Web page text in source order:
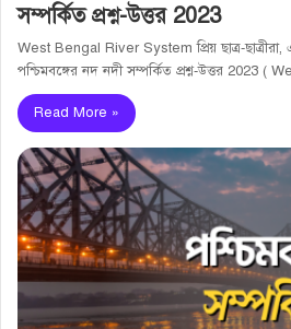
সম্পর্কিত প্রশ্ন-উত্তর 2023
West Bengal River System প্রিয় ছাত্র-
পশ্চিমবঙ্গের নদ নদী সম্পর্কিত প্রশ্ন-উত্তর 2023 (
Read More »